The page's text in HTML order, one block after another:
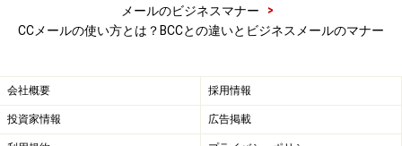
自分の時間を大切にし、他人の時間を大切にする。そん
するのではないでしょうか。
【関連記事】
メールのビジネスマナー
>
CCメールの使い方とは？BCCとの違いとビジネスメールのマナー
会社概要 採用情報
投資家情報 広告掲載